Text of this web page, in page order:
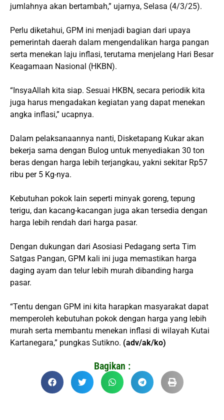
jumlahnya akan bertambah,” ujarnya, Selasa (4/3/25).
Perlu diketahui, GPM ini menjadi bagian dari upaya
pemerintah daerah dalam mengendalikan harga pangan
serta menekan laju inflasi, terutama menjelang Hari Besar
Keagamaan Nasional (HKBN).
“InsyaAllah kita siap. Sesuai HKBN, secara periodik kita
juga harus mengadakan kegiatan yang dapat menekan
angka inflasi,” ucapnya.
Dalam pelaksanaannya nanti, Disketapang Kukar akan
bekerja sama dengan Bulog untuk menyediakan 30 ton
beras dengan harga lebih terjangkau, yakni sekitar Rp57
ribu per 5 Kg-nya.
Kebutuhan pokok lain seperti minyak goreng, tepung
terigu, dan kacang-kacangan juga akan tersedia dengan
harga lebih rendah dari harga pasar.
Dengan dukungan dari Asosiasi Pedagang serta Tim
Satgas Pangan, GPM kali ini juga memastikan harga
daging ayam dan telur lebih murah dibanding harga
pasar.
“Tentu dengan GPM ini kita harapkan masyarakat dapat
memperoleh kebutuhan pokok dengan harga yang lebih
murah serta membantu menekan inflasi di wilayah Kutai
Kartanegara,” pungkas Sutikno. (adv/ak/ko)
Bagikan :